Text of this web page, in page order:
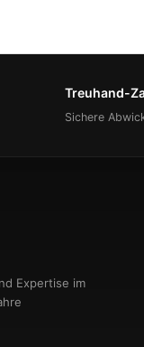
Treuhand-
Sichere
Expertise im